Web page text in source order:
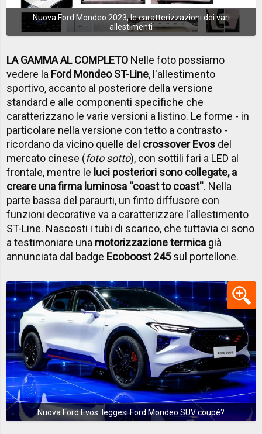
Nuova Ford Mondeo 2023, le caratterizzazioni dei vari
allestimenti
LA GAMMA AL COMPLETO Nelle foto possiamo
vedere la Ford Mondeo ST-Line, l'allestimento
sportivo, accanto al posteriore della versione
standard e alle componenti specifiche che
caratterizzano le varie versioni a listino. Le forme - in
particolare nella versione con tetto a contrasto -
ricordano da vicino quelle del crossover Evos del
mercato cinese (foto sotto), con sottili fari a LED al
frontale, mentre le luci posteriori sono collegate, a
creare una firma luminosa ''coast to coast''. Nella
parte bassa del paraurti, un finto diffusore con
funzioni decorative va a caratterizzare l'allestimento
ST-Line. Nascosti i tubi di scarico, che tuttavia ci sono
a testimoniare una motorizzazione termica già
annunciata dal badge Ecoboost 245sul portellone.
Nuova Ford Evos: leggesi Ford Mondeo SUV coupé?